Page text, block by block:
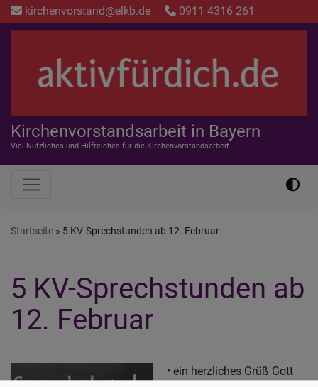
Direkt
zum
kirchenvorstand@elkb.de 0911 4316 261
Kirchenvorstandsarbeit in Bayern
Viel Nützliches und Hilfreiches für die Kirchenvorstandsarbeit
Hauptnavigation
Startseite 5 KV-Sprechstunden ab 12. Februar
5 KV-Sprechstunden ab
12. Februar
• ein herzliches Grüß Gott